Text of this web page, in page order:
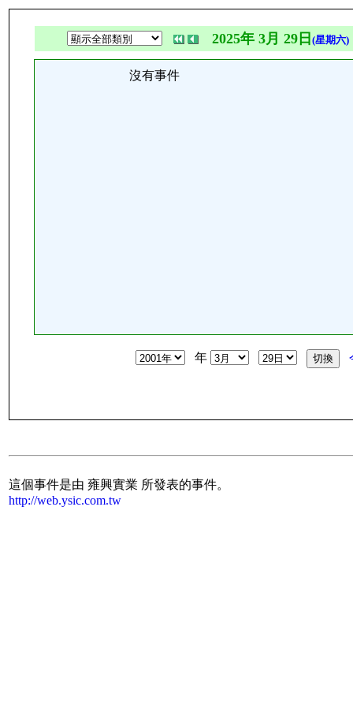
2025年 3月 29日 (星期六)
沒有事件
年
這個事件是由 雍興實業 所發表的事件。
http://web.ysic.com.tw